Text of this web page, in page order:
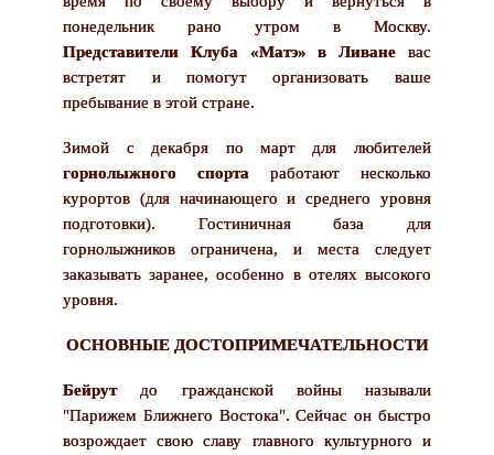
понедельник рано утром в Москву.
Представители Клуба «Матэ» в Ливане вас
встретят и помогут организовать ваше
пребывание в этой стране.
Зимой с декабря по март для любителей
горнолыжного спорта работают несколько
курортов (для начинающего и среднего уровня
подготовки). Гостиничная база для
горнолыжников ограничена, и места следует
заказывать заранее, особенно в отелях высокого
уровня.
ОСНОВНЫЕ ДОСТОПРИМЕЧАТЕЛЬНОСТИ
Бейрутдо гражданской войны называли
"Парижем Ближнего Востока". Сейчас он быстро
возрождает свою славу главного культурного и